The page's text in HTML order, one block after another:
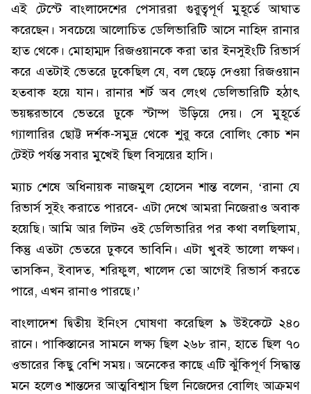
এই টেস্টে বাংলাদেশের পেসাররা গুরুত্বপূর্ণ মুহূর্তে আঘাত
করেছেন। সবচেয়ে আলোচিত ডেলিভারিটি আসে নাহিদ রানার
হাত থেকে। মোহাম্মদ রিজওয়ানকে করা তার ইনসুইংটি রিভার্স
করে এতটাই ভেতরে ঢুকেছিল যে, বল ছেড়ে দেওয়া রিজওয়ান
হতবাক হয়ে যান। রানার শর্ট অব লেংথ ডেলিভারিটি হঠাৎ
ভয়ঙ্করভাবে ভেতরে ঢুকে স্টাম্প উড়িয়ে দেয়। সে মুহূর্তে
গ্যালারির ছোট্ট দর্শক-সমুদ্র থেকে শুরু করে বোলিং কোচ শন
টেইট পর্যন্ত সবার মুখেই ছিল বিস্ময়ের হাসি।
ম্যাচ শেষে অধিনায়ক নাজমুল হোসেন শান্ত বলেন, ‘রানা যে
রিভার্স সুইং করাতে পারবে- এটা দেখে আমরা নিজেরাও অবাক
হয়েছি। আমি আর লিটন ওই ডেলিভারির পর কথা বলছিলাম,
কিন্তু এতটা ভেতরে ঢুকবে ভাবিনি। এটা খুবই ভালো লক্ষণ।
তাসকিন, ইবাদত, শরিফুল, খালেদ তো আগেই রিভার্স করতে
পারে, এখন রানাও পারছে।’
বাংলাদেশ দ্বিতীয় ইনিংস ঘোষণা করেছিল ৯ উইকেটে ২৪০
রানে। পাকিস্তানের সামনে লক্ষ্য ছিল ২৬৮ রান, হাতে ছিল ৭০
ওভারের কিছু বেশি সময়। অনেকের কাছে এটি ঝুঁকিপূর্ণ সিদ্ধান্ত
মনে হলেও শান্তদের আত্মবিশ্বাস ছিল নিজেদের বোলিং আক্রমণ